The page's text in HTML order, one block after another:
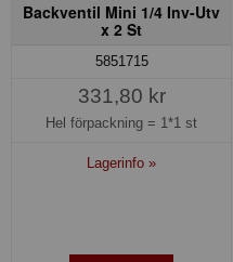
Backventil Mini 1/4 Inv-Utv
x 2 St
5851715
331,80 kr
Hel förpackning = 1*1 st
Lagerinfo »